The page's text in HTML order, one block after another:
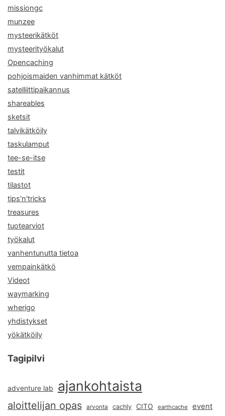
missiongc
munzee
mysteerikätköt
mysteerityökalut
Opencaching
pohjoismaiden vanhimmat kätköt
satelliittipaikannus
shareables
sketsit
talvikätköily
taskulamput
tee-se-itse
testit
tilastot
tips'n'tricks
treasures
tuotearviot
työkalut
vanhentunutta tietoa
vempainkätkö
Videot
waymarking
wherigo
yhdistykset
yökätköily
Tagipilvi
adventure lab ajankohtaista
aloittelijan opas arvonta cachly CITO earthcache event